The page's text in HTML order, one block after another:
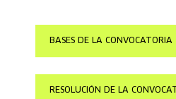
BASES DE LA CONVOCATORIA
RESOLUCIÓN DE LA